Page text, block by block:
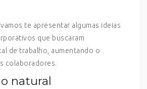
te apresentar algumas ideias
que buscaram
de trabalho, aumentando o
colaboradores.
natural